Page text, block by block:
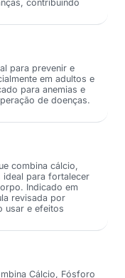
contribuindo
para prevenir e
em adultos e
para anemias e
de doenças.
combina cálcio,
ideal para fortalecer
Indicado em
revisada por
usar e efeitos
Cálcio, Fósforo